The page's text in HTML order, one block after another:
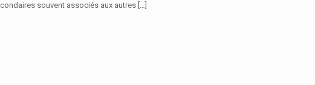
souvent associés aux autres […]